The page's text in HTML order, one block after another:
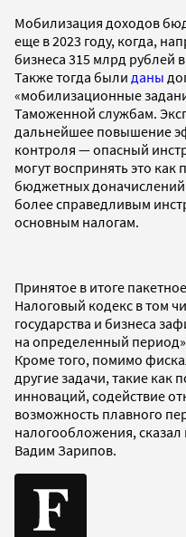
Мобилизация доходов
еще в 2023 году, когда,
бизнеса 315 млрд рублей
Также тогда были даны
«мобилизационные
Таможенной службам.
дальнейшее повышение
контроля — опасный
могут воспринять это
бюджетных
более справедливым
основным налогам.
Принятое в итоге
Налоговый кодекс в том
государства и бизнеса
на определенный
Кроме того, помимо
другие задачи, такие как
инноваций, содействие
возможность плавного
налогообложения,
Вадим Зарипов.